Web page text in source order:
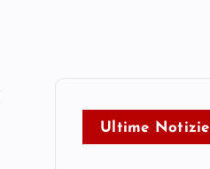
Ultime Notizie